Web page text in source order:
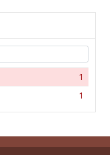
1
1